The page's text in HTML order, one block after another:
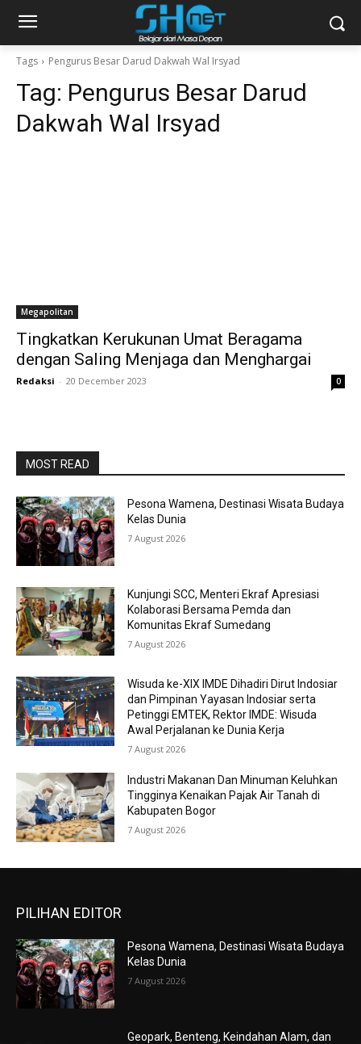
Tags Pengurus Besar Darud Dakwah Wal Irsyad
Tag: Pengurus Besar Darud
Dakwah Wal Irsyad
Megapolitan
Tingkatkan Kerukunan Umat Beragama
dengan Saling Menjaga dan Menghargai
Redaksi - 20 December 2023 0
MOST READ
Pesona Wamena, Destinasi Wisata Budaya
Kelas Dunia
7 August 2026
Kunjungi SCC, Menteri Ekraf Apresiasi
Kolaborasi Bersama Pemda dan
Komunitas Ekraf Sumedang
7 August 2026
Wisuda ke-XIX IMDE Dihadiri Dirut Indosiar
dan Pimpinan Yayasan Indosiar serta
Petinggi EMTEK, Rektor IMDE: Wisuda
Awal Perjalanan ke Dunia Kerja
7 August 2026
Industri Makanan Dan Minuman Keluhkan
Tingginya Kenaikan Pajak Air Tanah di
Kabupaten Bogor
7 August 2026
PILIHAN EDITOR
Pesona Wamena, Destinasi Wisata Budaya
Kelas Dunia
7 August 2026
Geopark, Benteng, Keindahan Alam, dan